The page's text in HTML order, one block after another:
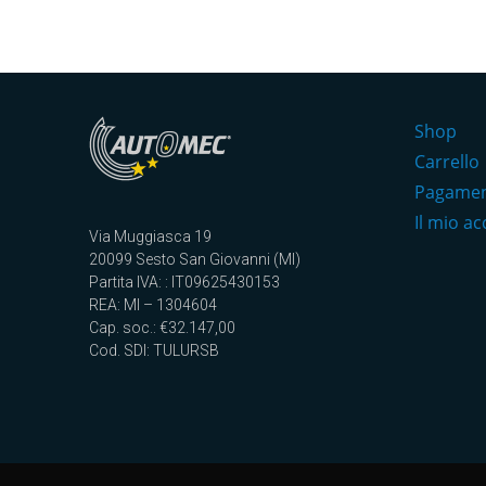
Via Muggiasca 19
20099 Sesto San Giovanni (MI)
Partita IVA: : IT09625430153
REA: MI – 1304604
Cap. soc.: €32.147,00
Cod. SDI: TULURSB
Shop
Carrello
Il mio